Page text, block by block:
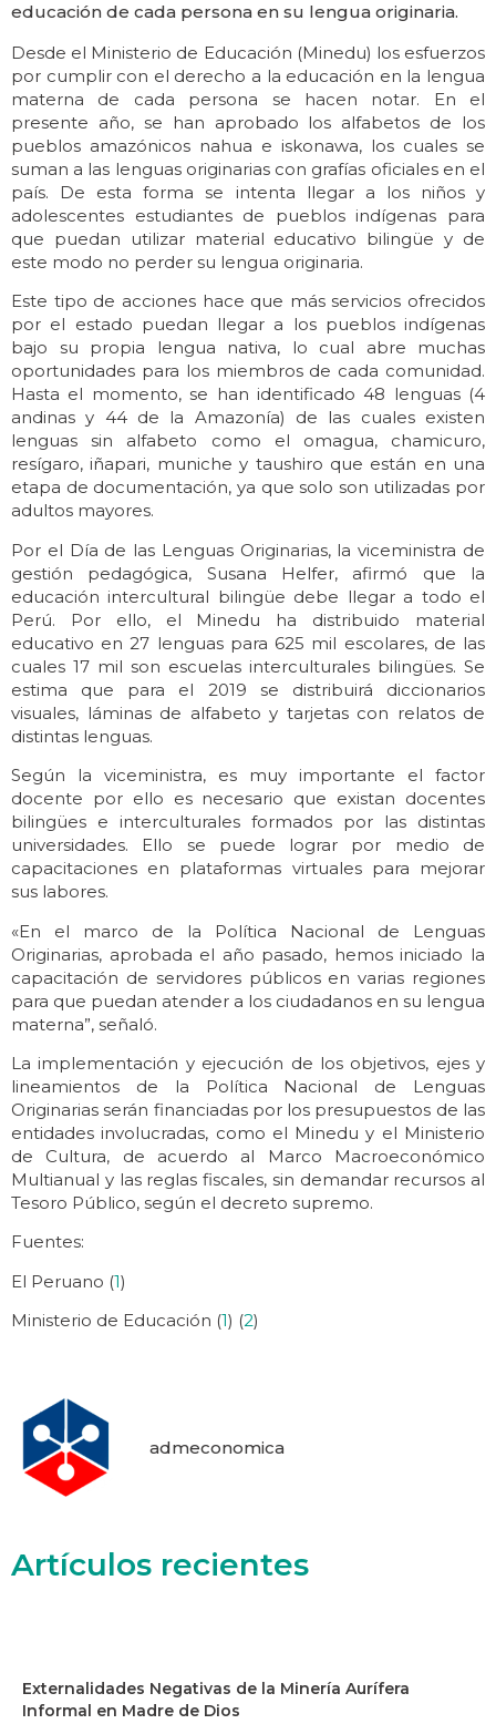
educación de cada persona en su lengua originaria.
Desde el Ministerio de Educación (Minedu) los esfuerzos
por cumplir con el derecho a la educación en la lengua
materna de cada persona se hacen notar. En el
presente año, se han aprobado los alfabetos de los
pueblos amazónicos nahua e iskonawa, los cuales se
suman a las lenguas originarias con grafías oficiales en el
país. De esta forma se intenta llegar a los niños y
adolescentes estudiantes de pueblos indígenas para
que puedan utilizar material educativo bilingüe y de
este modo no perder su lengua originaria.
Este tipo de acciones hace que más servicios ofrecidos
por el estado puedan llegar a los pueblos indígenas
bajo su propia lengua nativa, lo cual abre muchas
oportunidades para los miembros de cada comunidad.
Hasta el momento, se han identificado 48 lenguas (4
andinas y 44 de la Amazonía) de las cuales existen
lenguas sin alfabeto como el omagua, chamicuro,
resígaro, iñapari, muniche y taushiro que están en una
etapa de documentación, ya que solo son utilizadas por
adultos mayores.
Por el Día de las Lenguas Originarias, la viceministra de
gestión pedagógica, Susana Helfer, afirmó que la
educación intercultural bilingüe debe llegar a todo el
Perú. Por ello, el Minedu ha distribuido material
educativo en 27 lenguas para 625 mil escolares, de las
cuales 17 mil son escuelas interculturales bilingües. Se
estima que para el 2019 se distribuirá diccionarios
visuales, láminas de alfabeto y tarjetas con relatos de
distintas lenguas.
Según la viceministra, es muy importante el factor
docente por ello es necesario que existan docentes
bilingües e interculturales formados por las distintas
universidades. Ello se puede lograr por medio de
capacitaciones en plataformas virtuales para mejorar
sus labores.
«En el marco de la Política Nacional de Lenguas
Originarias, aprobada el año pasado, hemos iniciado la
capacitación de servidores públicos en varias regiones
para que puedan atender a los ciudadanos en su lengua
materna”, señaló.
La implementación y ejecución de los objetivos, ejes y
lineamientos de la Política Nacional de Lenguas
Originarias serán financiadas por los presupuestos de las
entidades involucradas, como el Minedu y el Ministerio
de Cultura, de acuerdo al Marco Macroeconómico
Multianual y las reglas fiscales, sin demandar recursos al
Tesoro Público, según el decreto supremo.
Fuentes:
El Peruano (1)
Ministerio de Educación (1) (2)
admeconomica
Artículos recientes
Externalidades Negativas de la Minería Aurífera
Informal en Madre de Dios